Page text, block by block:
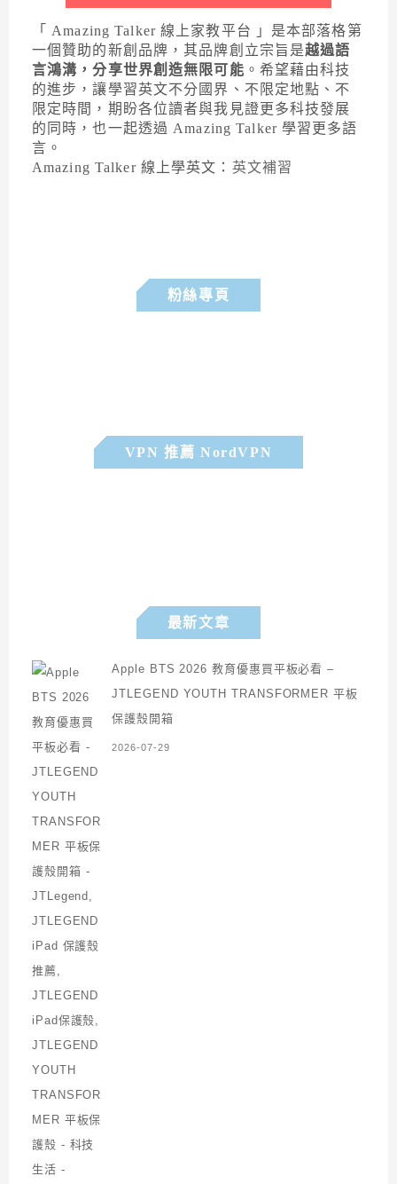
「 Amazing Talker 線上家教平台 」是本部落格第
一個贊助的新創品牌，其品牌創立宗旨是越過語
言鴻溝，分享世界創造無限可能 。希望藉由科技
的進步，讓學習英文不分國界、不限定地點、不
限定時間，期盼各位讀者與我見證更多科技發展
的同時，也一起透過 Amazing Talker 學習更多語
言。
Amazing Talker 線上學英文： 英文補習
粉絲專頁
VPN 推薦 NordVPN
最新文章
Apple BTS 2026 教育優惠買平板必看 –
JTLEGEND YOUTH TRANSFORMER 平板
保護殼開箱
2026-07-29